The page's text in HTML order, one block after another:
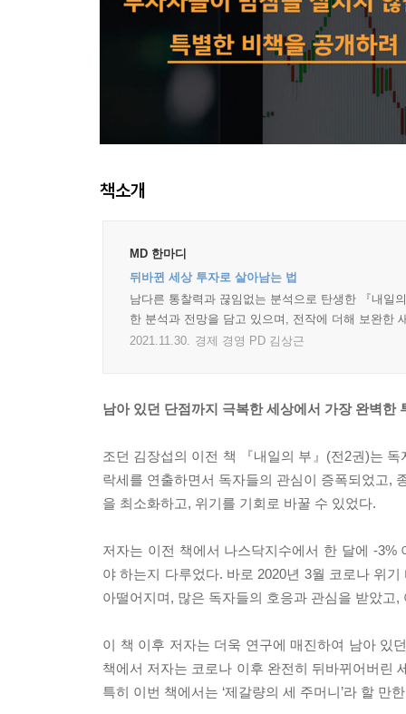
책소개
MD 한마디
뒤바뀐 세상 투자로 살아남는 법
남다른 통찰력과 끊임없는 분석으로 탄생한 『내일
한 분석과 전망을 담고 있으며, 전작에 더해 보완한
2021.11.30. 경제 경영 PD 김상근
남아 있던 단점까지 극복한 세상에서 가장 완벽한
조던 김장섭의 이전 책 『내일의 부』(전2권)는
락세를 연출하면서 독자들의 관심이 증폭되었고,
을 최소화하고, 위기를 기회로 바꿀 수 있었다.
저자는 이전 책에서 나스닥지수에서 한 달에 -
야 하는지 다루었다. 바로 2020년 3월 코로나 위
아떨어지며, 많은 독자들의 호응과 관심을 받았고
이 책 이후 저자는 더욱 연구에 매진하여 남아 있
책에서 저자는 코로나 이후 완전히 뒤바뀌어버린
특히 이번 책에서는 ‘제갈량의 세 주머니’라 할